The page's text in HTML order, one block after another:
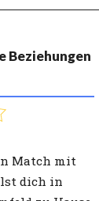
Beziehungen
Match mit
dich in